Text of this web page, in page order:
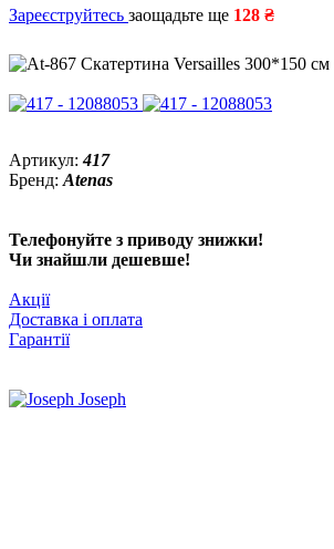
Зареєструйтесь заощадьте ще 128 ₴
Артикул:417
Бренд: Atenas
Телефонуйте з приводу знижки!
Чи знайшли дешевше!
Акції
Доставка і оплата
Гарантії